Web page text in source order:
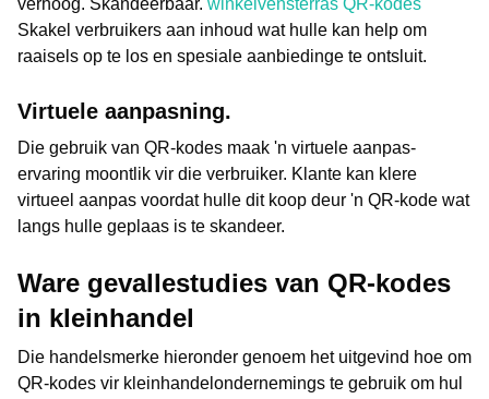
verhoog. Skandeerbaar. winkelvensterras QR-kodes
Skakel verbruikers aan inhoud wat hulle kan help om
raaisels op te los en spesiale aanbiedinge te ontsluit.
Virtuele aanpasning.
Die gebruik van QR-kodes maak 'n virtuele aanpas-
ervaring moontlik vir die verbruiker. Klante kan klere
virtueel aanpas voordat hulle dit koop deur 'n QR-kode wat
langs hulle geplaas is te skandeer.
Ware gevallestudies van QR-kodes
in kleinhandel
Die handelsmerke hieronder genoem het uitgevind hoe om
QR-kodes vir kleinhandelondernemings te gebruik om hul